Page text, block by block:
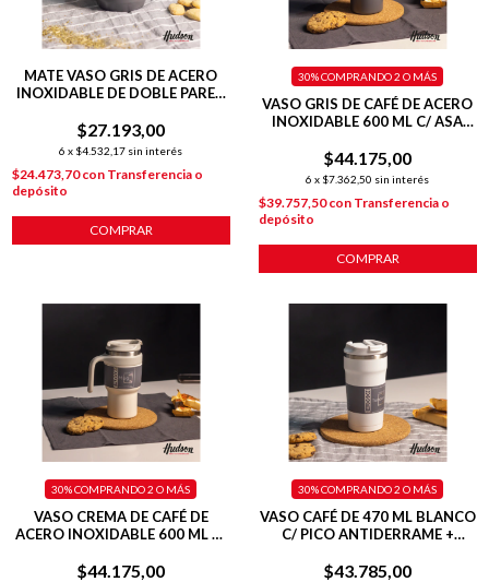
MATE VASO GRIS DE ACERO
INOXIDABLE DE DOBLE PARED
$27.193,00
6 x $4.532,17 sin interés
$24.473,70con Transferencia o
depósito
COMPRAR
VASO GRIS DE CAFÉ DE ACERO
INOXIDABLE 600 ML C/ ASA
$44.175,00
6 x $7.362,50 sin interés
30%COMPRANDO 2 O MÁS
$39.757,50con Transferencia o
depósito
COMPRAR
VASO CREMA DE CAFÉ DE
ACERO INOXIDABLE 600 ML C/
$44.175,00
30%COMPRANDO 2 O MÁS
VASO CAFÉ DE 470 ML BLANCO
C/ PICO ANTIDERRAME +
HERMÉTICA
$43.785,00
30%COMPRANDO 2 O MÁS